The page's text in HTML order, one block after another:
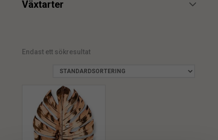
min.
Växtarter
Endast ett sökresultat